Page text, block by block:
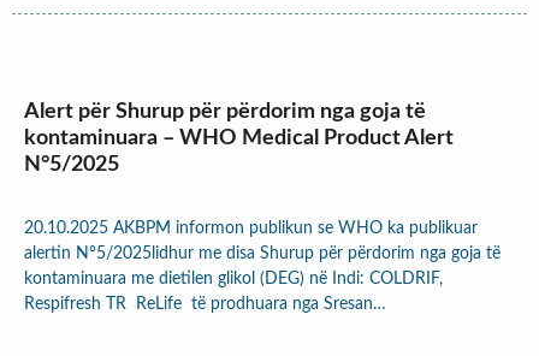
Alert për Shurup për përdorim nga goja të
kontaminuara – WHO Medical Product Alert
N°5/2025
20.10.2025 AKBPM informon publikun se WHO ka publikuar
alertin N°5/2025lidhur me disa Shurup për përdorim nga goja të
kontaminuara me dietilen glikol (DEG) në Indi: COLDRIF,
Respifresh TR ReLife të prodhuara nga Sresan…